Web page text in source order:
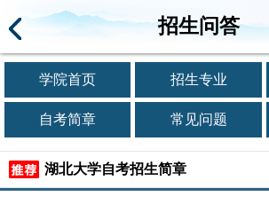
招生问答
学院首页 招生专业
自考简章 常见问题
湖北大学自考招生简章